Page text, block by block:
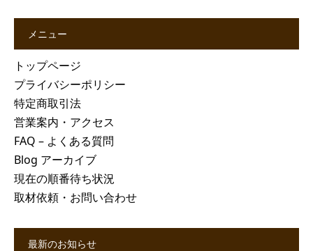
メニュー
トップページ
プライバシーポリシー
特定商取引法
営業案内・アクセス
FAQ – よくある質問
Blog アーカイブ
現在の順番待ち状況
取材依頼・お問い合わせ
最新のお知らせ